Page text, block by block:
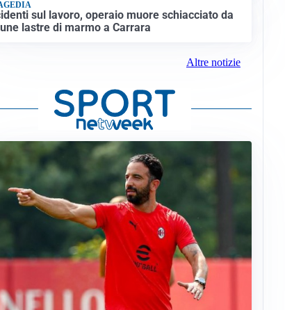
sul lavoro, operaio muore schiacciato da
lastre di marmo a Carrara
Altre notizie